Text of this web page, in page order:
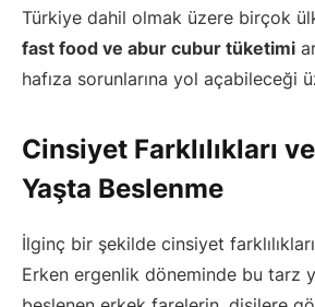
Türkiye dahil olmak üzere birçok
fast food ve abur cubur tüketimi
hafıza sorunlarına yol açabileceği
Cinsiyet Farklılıkları
Yaşta Beslenme
İlginç bir şekilde cinsiyet
Erken ergenlik döneminde bu tarz